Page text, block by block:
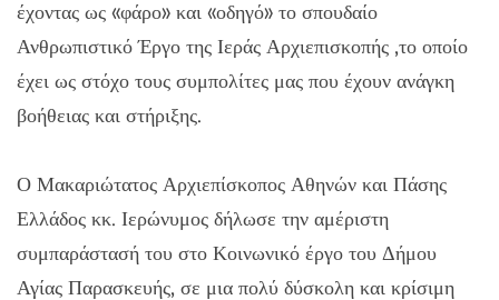
έχοντας ως «φάρο» και «οδηγό» το σπουδαίο
Ανθρωπιστικό Έργο της Ιεράς Αρχιεπισκοπής ,το οποίο
έχει ως στόχο τους συμπολίτες μας που έχουν ανάγκη
βοήθειας και στήριξης.
Ο Μακαριώτατος Αρχιεπίσκοπος Αθηνών και Πάσης
Ελλάδος κκ. Ιερώνυμος δήλωσε την αμέριστη
συμπαράστασή του στο Κοινωνικό έργο του Δήμου
Αγίας Παρασκευής, σε μια πολύ δύσκολη και κρίσιμη